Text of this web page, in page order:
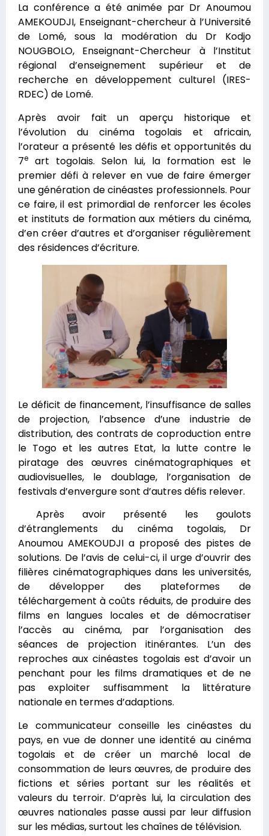
La conférence a été animée par Dr Anoumou
AMEKOUDJI, Enseignant-chercheur à l’Université
de Lomé, sous la modération du Dr Kodjo
NOUGBOLO, Enseignant-Chercheur à l’Institut
régional d’enseignement supérieur et de
recherche en développement culturel (IRES-
RDEC) de Lomé.
Après avoir fait un aperçu historique et
l’évolution du cinéma togolais et africain,
l’orateur a présenté les défis et opportunités du
7e
art togolais. Selon lui, la formation est le
premier défi à relever en vue de faire émerger
une génération de cinéastes professionnels. Pour
ce faire, il est primordial de renforcer les écoles
et instituts de formation aux métiers du cinéma,
d’en créer d’autres et d’organiser régulièrement
des résidences d’écriture.
Le déficit de financement, l’insuffisance de salles
de projection, l’absence d’une industrie de
distribution, des contrats de coproduction entre
le Togo et les autres Etat, la lutte contre le
piratage des œuvres cinématographiques et
audiovisuelles, le doublage, l’organisation de
festivals d’envergure sont d’autres défis relever.
Après avoir présenté les goulots
d’étranglements du cinéma togolais, Dr
Anoumou AMEKOUDJI a proposé des pistes de
solutions. De l’avis de celui-ci, il urge d’ouvrir des
filières cinématographiques dans les universités,
de développer des plateformes de
téléchargement à coûts réduits, de produire des
films en langues locales et de démocratiser
l’accès au cinéma, par l’organisation des
séances de projection itinérantes. L’un des
reproches aux cinéastes togolais est d’avoir un
penchant pour les films dramatiques et de ne
pas exploiter suffisamment la littérature
nationale en termes d’adaptions.
Le communicateur conseille les cinéastes du
pays, en vue de donner une identité au cinéma
togolais et de créer un marché local de
consommation de leurs œuvres, de produire des
fictions et séries portant sur les réalités et
valeurs du terroir. D’après lui, la circulation des
œuvres nationales passe aussi par leur diffusion
sur les médias, surtout les chaînes de télévision.